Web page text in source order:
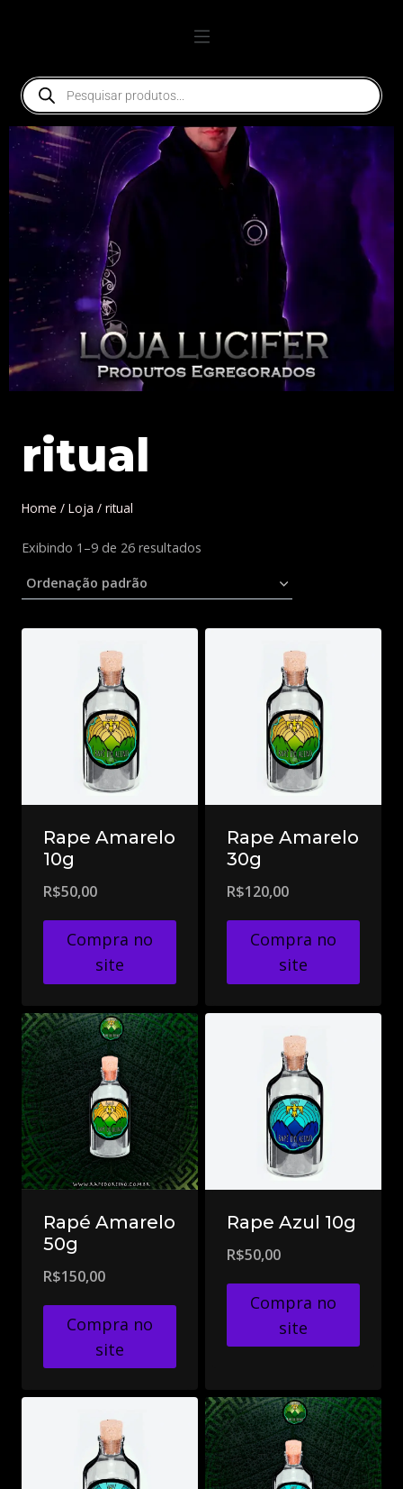
ritual
Home / Loja / ritual
Exibindo 1–9 de 26 resultados
Rape Amarelo
10g
R$50,00
Compra no
site
Rape Amarelo
30g
R$120,00
Compra no
site
Rapé Amarelo
50g
R$150,00
Compra no
site
Rape Azul 10g
R$50,00
Compra no
site